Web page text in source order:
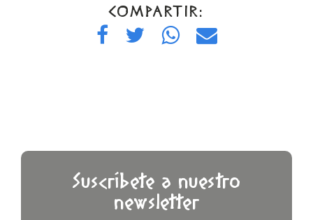
COMPARTIR:
Suscríbete a nuestro
newsletter